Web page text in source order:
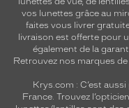
vos lunettes grâce au
faites vous livrer
livraison est offerte pour
également de la
Retrouvez nos marques
Krys.com : C’est
France. Trouvez